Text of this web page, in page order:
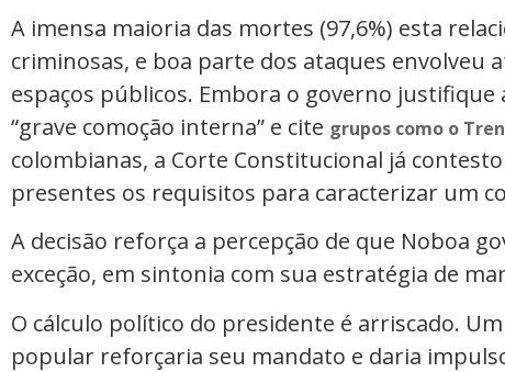
A imensa maioria das mortes (97,6%) esta
criminosas, e boa parte dos ataques envolveu
espaços públicos. Embora o governo
“grave comoção interna” e cite grupos como o
colombianas, a Corte Constitucional já
presentes os requisitos para caracterizar um
A decisão reforça a percepção de que Noboa
exceção, em sintonia com sua estratégia de
O cálculo político do presidente é arriscado.
popular reforçaria seu mandato e daria